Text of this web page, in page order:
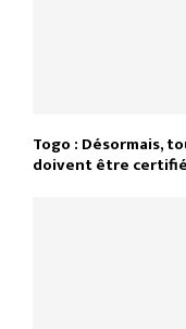
Togo : Désormais,
doivent être